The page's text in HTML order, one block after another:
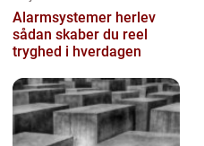
Alarmsystemer herlev
sådan skaber du reel
tryghed i hverdagen